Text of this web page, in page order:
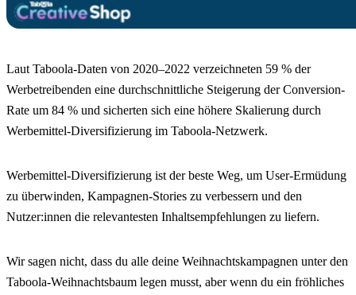
Laut Taboola-Daten von 2020–2022 verzeichneten 59 % der
Werbetreibenden eine durchschnittliche Steigerung der Conversion-
Rate um 84 % und sicherten sich eine höhere Skalierung durch
Werbemittel-Diversifizierung im Taboola-Netzwerk.
Werbemittel-Diversifizierung ist der beste Weg, um User-Ermüdung
zu überwinden, Kampagnen-Stories zu verbessern und den
Nutzer:innen die relevantesten Inhaltsempfehlungen zu liefern.
Wir sagen nicht, dass du alle deine Weihnachtskampagnen unter den
Taboola-Weihnachtsbaum legen musst, aber wenn du ein fröhliches